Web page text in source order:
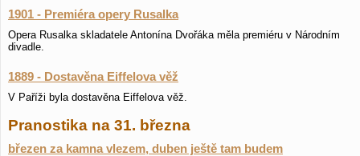
1901 - Premiéra opery Rusalka
Opera Rusalka skladatele Antonína Dvořáka měla premiéru v Národním
divadle.
1889 - Dostavěna Eiffelova věž
V Paříži byla dostavěna Eiffelova věž.
Pranostika na 31. března
březen za kamna vlezem, duben ještě tam budem